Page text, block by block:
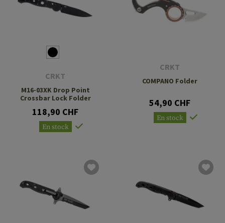
CRKT
M16-03XK Drop Point
Crossbar Lock Folder
118,90 CHF
En stock
CRKT
COMPANO Folder
54,90 CHF
En stock